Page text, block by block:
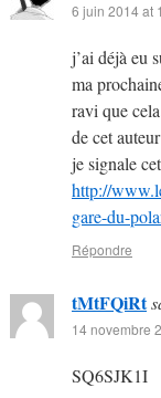
6 juin 2014 at
j’ai déjà eu
ma
ravi que
de cet
je signale
http://
gare-du-
Répondre
tMtFQiRt
14 novembre
SQ6SJK1I